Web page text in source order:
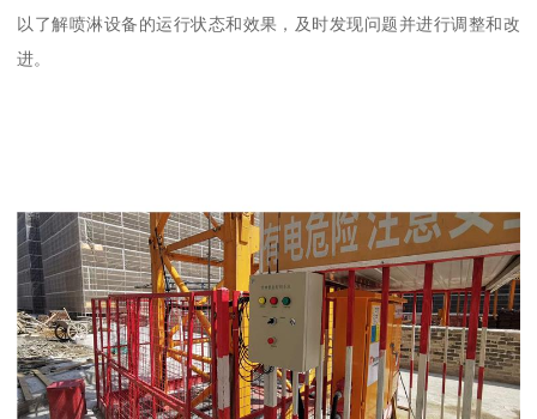
以了解喷淋设备的运行状态和效果，及时发现问题并进行调整和改
进。